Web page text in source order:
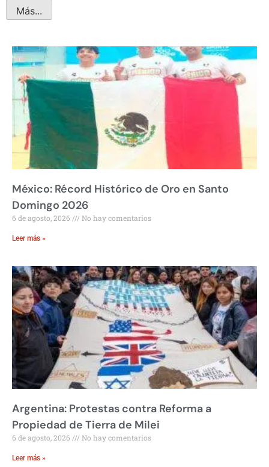
Más...
México: Récord Histórico de Oro en Santo
Domingo 2026
6 de agosto, 2026 No hay comentarios
Leer más »
Argentina: Protestas contra Reforma a
Propiedad de Tierra de Milei
6 de agosto, 2026 No hay comentarios
Leer más »